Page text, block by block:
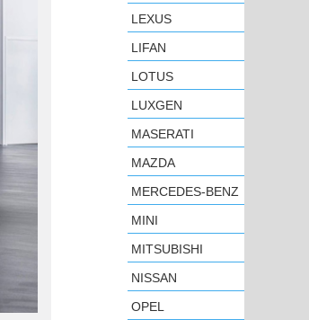
LEXUS
LIFAN
LOTUS
LUXGEN
MASERATI
MAZDA
MERCEDES-BENZ
MINI
MITSUBISHI
NISSAN
OPEL